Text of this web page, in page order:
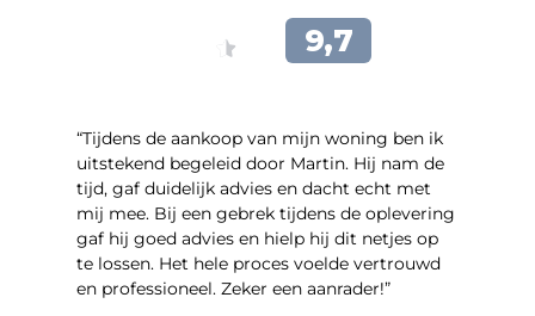
“Tijdens de aankoop van mijn woning ben ik
uitstekend begeleid door Martin. Hij nam de
tijd, gaf duidelijk advies en dacht echt met
mij mee. Bij een gebrek tijdens de oplevering
gaf hij goed advies en hielp hij dit netjes op
te lossen. Het hele proces voelde vertrouwd
en professioneel. Zeker een aanrader!”